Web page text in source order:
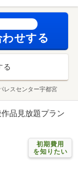
せする
る
レスセンター宇都宮
品見放題プラン
初期費用
を知りたい